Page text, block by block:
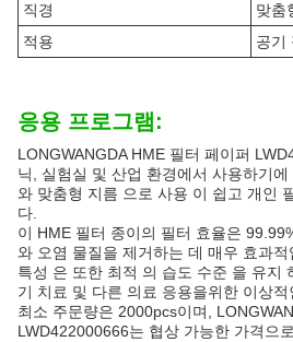
직경
맞춤
적용
공기
응용 프로그램:
LONGWANGDA HME 필터 페이퍼
닉, 실험실 및 산업 환경에서 사용하기
와 맞춤형 지름 으로 사용 이 쉽고 개인
다.
이 HME 필터 종이의 필터 효율은
와 오염 물질을 제거하는 데 매우 효과
특성 은 또한 최적 의 습도 수준 을 유지
기 치료 및 다른 의료 응용을위한 이상
최소 주문량은 2000pcs이며,
LWD422000666는 협상 가능한 가격으